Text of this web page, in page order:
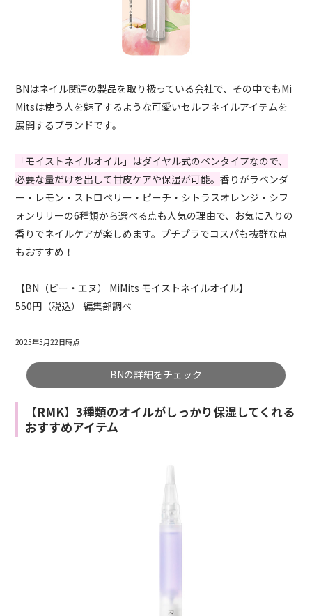
BNはネイル関連の製品を取り扱っている会社で、その中でもMi
Mitsは使う人を魅了するような可愛いセルフネイルアイテムを
展開するブランドです。
「モイストネイルオイル」はダイヤル式のペンタイプなので、
必要な量だけを出して甘皮ケアや保湿が可能。香りがラベンダ
ー・レモン・ストロベリー・ピーチ・シトラスオレンジ・シフ
ォンリリーの6種類から選べる点も人気の理由で、お気に入りの
香りでネイルケアが楽しめます。プチプラでコスパも抜群な点
もおすすめ！
【BN（ビー・エヌ） MiMits モイストネイルオイル】
550円（税込） 編集部調べ
2025年5月22日時点
BNの詳細をチェック
【RMK】3種類のオイルがしっかり保湿してくれる
おすすめアイテム